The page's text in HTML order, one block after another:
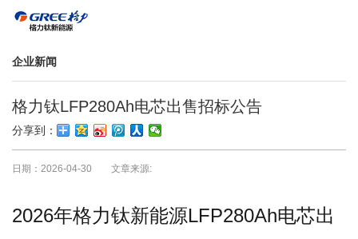
企业新闻
格力钛LFP280Ah电芯出售招标公告
分享到：
日期：2026-04-30 文章来源:
2026年格力钛新能源LFP280Ah电芯出